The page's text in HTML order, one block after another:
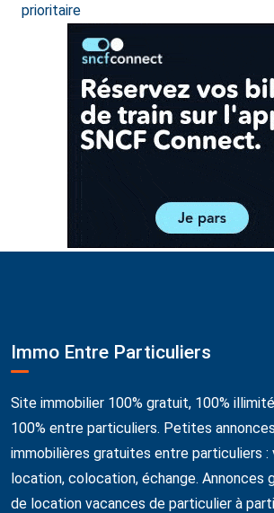
Immo Entre Particuliers
Site immobilier 100% gratuit, 100%
100% entre particuliers. Petites annonces
immobilières gratuites entre particuliers :
location, colocation, échange. Annonces
de location vacances de particulier à